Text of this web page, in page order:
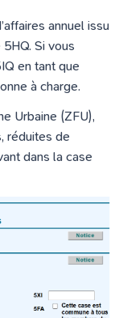
annuel issu
Si vous
en tant que
à charge.
Urbaine (ZFU),
réduites de
dans la case